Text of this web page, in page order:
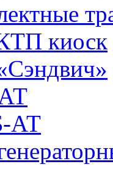
киоск
АТ